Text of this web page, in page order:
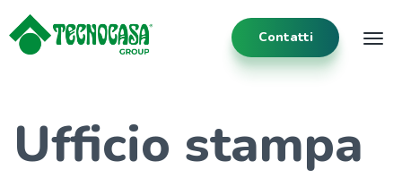
Contatti
Ufficio stampa